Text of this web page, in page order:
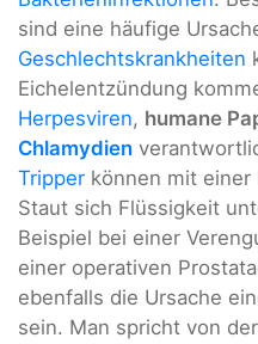
sind eine häufige
Geschlechtskrankheiten
Eichelentzündung
Herpesviren, humane
Chlamydien
Tripper können mit einer
Staut sich Flüssigkeit
Beispiel bei einer
einer operativen
ebenfalls die Ursache
sein. Man spricht von